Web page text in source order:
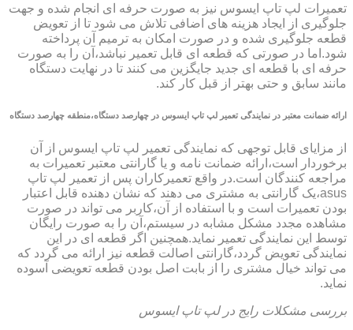
تعمیرات لپ تاپ ایسوس نیز به صورت حرفه ای انجام شده و جهت
جلوگیری از ایجاد هزینه های اضافی تلاش می شود تا از تعویض
قطعه جلوگیری شده و در صورت امکان به ترمیم آن پرداخته
شود.اما در صورتی که قطعه ای قابل تعمیر نباشد،آن را به صورت
حرفه ای با قطعه ای جدید جایگزین می کنند تا در نهایت دستگاه
مانند سابق و حتی بهتر از قبل کار کند.
ارائه ضمانت معتبر در نمایندگی تعمیر لپ تاپ ایسوس در چهارصد دستگاه،منطقه چهارصد دستگاه
از مزایای قابل توجهی که نمایندگی تعمیر لپ تاپ ایسوس از آن
برخوردار است،ارائه ضمانت نامه و یا گارانتی معتبر تعمیرات به
مراجعه کنندگان است.در واقع تعمیرکاران پس از تعمیر لپ تاپ
asus،یک گارانتی به مشتری می دهند که نشان دهنده قابل اعتبار
بودن تعمیرات است و با استفاده از آن،کاربر می تواند در صورت
مشاهده مجدد مشکل مشابه در سیستم،آن را به صورت رایگان
توسط این نمایندگی تعمیر نماید.همچنین اگر قطعه ای در این
نمایندگی تعویض گردد،گارانتی اصالت قطعه نیز ارائه می گردد که
می تواند خیال مشتری را از بابت اصل بودن قطعه تعویضی آسوده
نماید.
بررسی مشکلات رایج در لپ تاپ ایسوس